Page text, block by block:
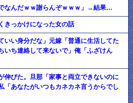
なんだｗｗ謝らんぞｗｗｗ」→結果…
きっかけになった女の話
いい身分だな」元嫁「普通に生活してた
いち連絡して来ないで」俺「ふざけん
伸びた。旦那「家事と両立できないのに
「あなたがいつもカネカネ言うからでし